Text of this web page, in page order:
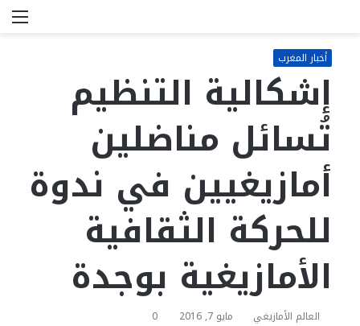
أخبار المغرب
إشكالية التنظيم
تُسائل مناضلين
أمازيغيين في ندوة
للحركة الثقافية
الأمازيغية بوجدة
العالم الأمازيغي مايو 7, 2016 0